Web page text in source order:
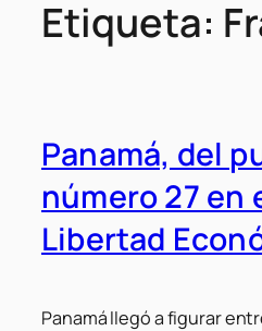
Etiqueta:
Panamá, del
número 27 en
Libertad
Panamá llegó a figurar